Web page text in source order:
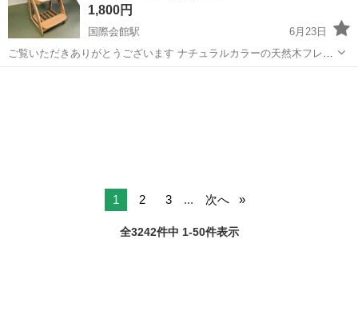
1,800円
国際会館駅
6月23日
ご覧いただきありがとうございます ナチュラルカラーの天然木フレー
ムを使用した、温かみのあるデザインの学習椅子です。 座面・足置き
1 2 3 ... 次へ
全3242件中 1-50件表示